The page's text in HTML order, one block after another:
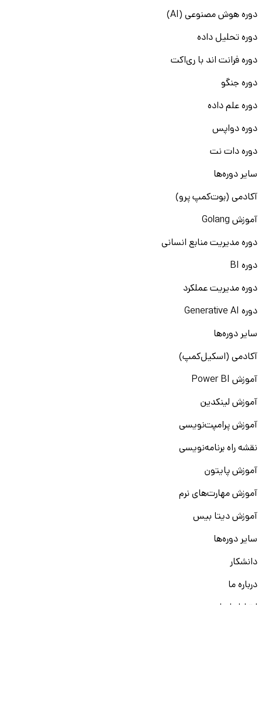
دوره هوش مصنوعی (AI)
دوره تحلیل داده
دوره فرانت اند با ری‌اکت
دوره جنگو
دوره علم داده
دوره دواپس
دوره دات نت
سایر دوره‌ها
آکادمی (بوت‌کمپ پرو)
آموزش Golang
دوره مدیریت منابع انسانی
دوره BI
دوره مدیریت عملکرد
دوره Generative AI
سایر دوره‌ها
آکادمی (اسکیل‌کمپ)
آموزش Power BI
آموزش لینکدین
آموزش پرامپت‌نویسی
نقشه راه برنامه‌نویسی
آموزش پایتون
آموزش مهارت‌های نرم
آموزش دیتا بیس
سایر دوره‌ها
دانشکار
درباره ما
ارتباط با ما